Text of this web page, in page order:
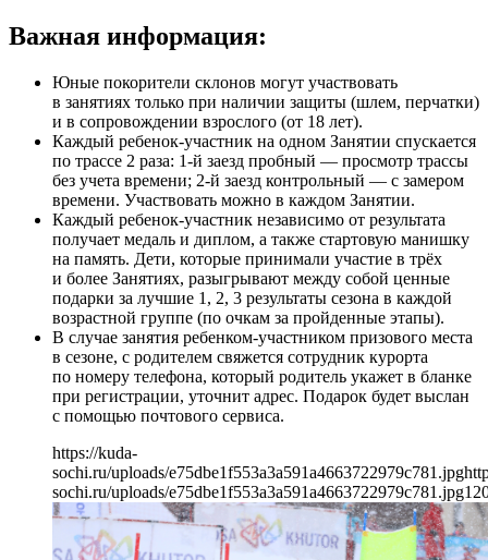
Важная информация:
Юные покорители склонов могут участвовать
в занятиях только при наличии защиты (шлем, перчатки)
и в сопровождении взрослого (от 18 лет).
Каждый ребенок-участник на одном Занятии спускается
по трассе 2 раза: 1-й заезд пробный — просмотр трассы
без учета времени; 2-й заезд контрольный — с замером
времени. Участвовать можно в каждом Занятии.
Каждый ребенок-участник независимо от результата
получает медаль и диплом, а также стартовую манишку
на память. Дети, которые принимали участие в трёх
и более Занятиях, разыгрывают между собой ценные
подарки за лучшие 1, 2, 3 результаты сезона в каждой
возрастной группе (по очкам за пройденные этапы).
В случае занятия ребенком-участником призового места
в сезоне, с родителем свяжется сотрудник курорта
по номеру телефона, который родитель укажет в бланке
при регистрации, уточнит адрес. Подарок будет выслан
с помощью почтового сервиса.
https://kuda-
sochi.ru/uploads/e75dbe1f553a3a591a4663722979c781.jpg
sochi.ru/uploads/e75dbe1f553a3a591a4663722979c781.jpg